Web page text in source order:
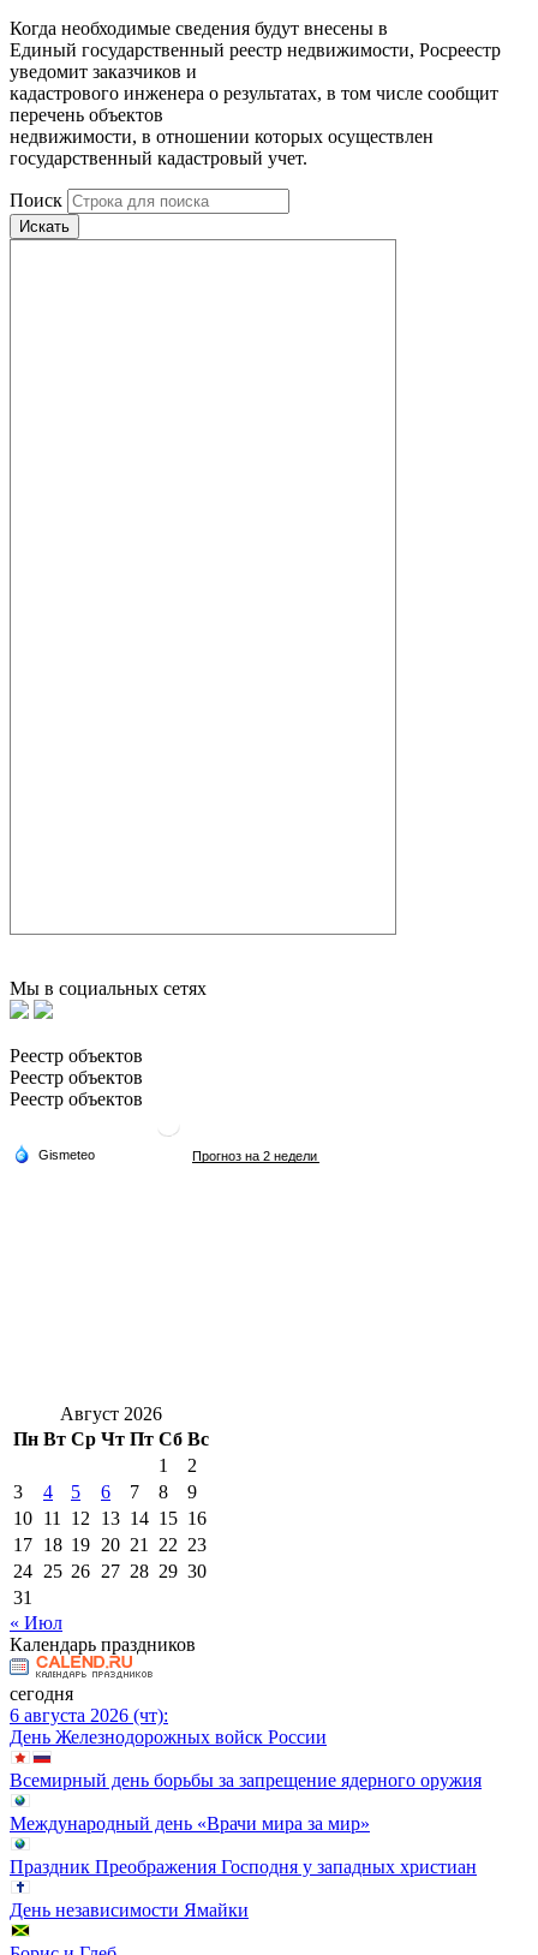
Когда необходимые сведения будут внесены в
Единый государственный реестр недвижимости, Росреестр
уведомит заказчиков и
кадастрового инженера о результатах, в том числе сообщит
перечень объектов
недвижимости, в отношении которых осуществлен
государственный кадастровый учет.
Поиск
Искать
Мы в социальных сетях
Реестр объектов
Реестр объектов
Реестр объектов
Август 2026
Пн Вт Ср Чт Пт Сб Вс
1
2
3
4 5 6 7 8
9
10 11 12 13 14 15 16
17 18 19 20 21 22 23
24 25 26 27 28 29 30
31
« Июл
Календарь праздников
сегодня
6 августа 2026 (чт):
День Железнодорожных войск России
Всемирный день борьбы за запрещение ядерного оружия
Международный день «Врачи мира за мир»
Праздник Преображения Господня у западных христиан
День независимости Ямайки